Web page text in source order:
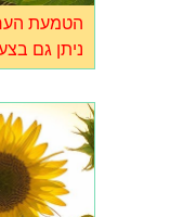
הטמעת
ניתן גם